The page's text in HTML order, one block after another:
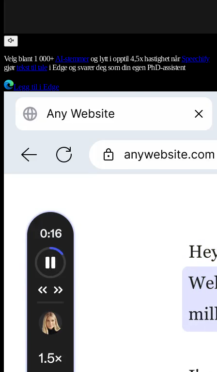
Velg blant 1 000+AI-stemmerog lytt i opptil 4,5x hastighet nårSpeechify
gjørtekst til talei Edge og svarer deg som din egen PhD-assistent
Legg til i Edge